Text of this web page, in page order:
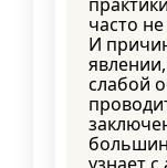
часто
И
слабой